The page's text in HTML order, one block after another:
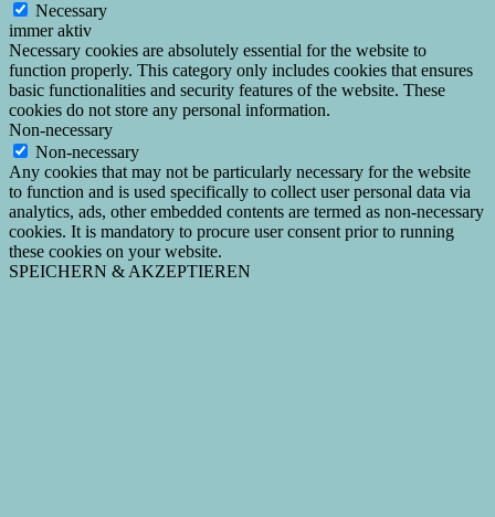
Necessary
immer aktiv
Necessary cookies are absolutely essential for the website to
function properly. This category only includes cookies that ensures
basic functionalities and security features of the website. These
cookies do not store any personal information.
Non-necessary
Non-necessary
Any cookies that may not be particularly necessary for the website
to function and is used specifically to collect user personal data via
analytics, ads, other embedded contents are termed as non-necessary
cookies. It is mandatory to procure user consent prior to running
these cookies on your website.
SPEICHERN & AKZEPTIEREN